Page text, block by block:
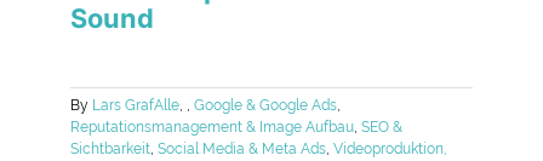
Sound
By Lars GrafAlle, ,Google & Google Ads,
Reputationsmanagement & Image Aufbau,SEO &
Sichtbarkeit,Social Media & Meta Ads,Videoproduktion,